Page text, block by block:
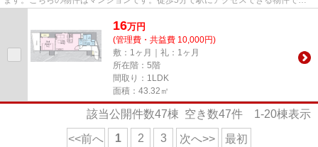
16万円
(管理費・共益費 10,000円)
敷：1ヶ月｜礼：1ヶ月
所在階：5階
間取り：1LDK
面積：43.32㎡
該当公開件数47棟 空き数47件 1-20棟表示
<<前へ 1 2 3 次へ>> 最初